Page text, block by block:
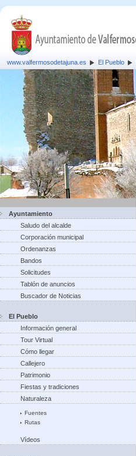
www.valfermosodetajuna.es El Pueblo
Ayuntamiento
Saludo del alcalde
Corporación municipal
Ordenanzas
Bandos
Solicitudes
Tablón de anuncios
Buscador de Noticias
El Pueblo
Información general
Tour Virtual
Cómo llegar
Callejero
Patrimonio
Fiestas y tradiciones
Naturaleza
Fuentes
Rutas
Vídeos